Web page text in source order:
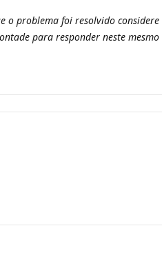
o problema foi resolvido
para responder neste mesmo